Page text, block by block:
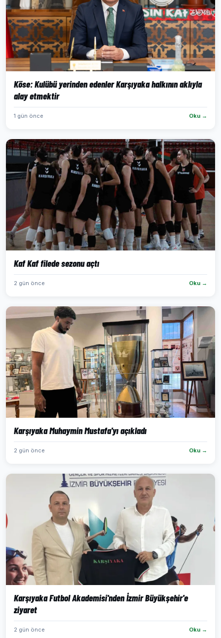
Köse: Kulübü yerinden edenler Karşıyaka halkının aklıyla
alay etmektir
1 gün önce Oku →
Kaf Kaf filede sezonu açtı
2 gün önce Oku →
Karşıyaka Muhaymin Mustafa'yı açıkladı
2 gün önce Oku →
Karşıyaka Futbol Akademisi'nden İzmir Büyükşehir'e
ziyaret
2 gün önce Oku →